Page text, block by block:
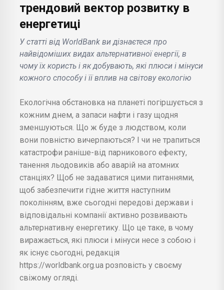
трендовий вектор розвитку в
енергетиці
У статті від WorldBank ви дізнаєтеся про
найвідоміших видах альтернативної енергії, в
чому їх користь і як добувають, які плюси і мінуси
кожного способу і її вплив на світову екологію
Екологічна обстановка на планеті погіршується з
кожним днем, а запаси нафти і газу щодня
зменшуються. Що ж буде з людством, коли
вони повністю вичерпаються? І чи не трапиться
катастрофи раніше-від парникового ефекту,
танення льодовиків або аварій на атомних
станціях? Щоб не задаватися цими питаннями,
щоб забезпечити гідне життя наступним
поколінням, вже сьогодні передові держави і
відповідальні компанії активно розвивають
альтернативну енергетику. Що це таке, в чому
виражається, які плюси і мінуси несе з собою і
як існує сьогодні, редакція
https://worldbank.org.ua розповість у своєму
свіжому огляді.